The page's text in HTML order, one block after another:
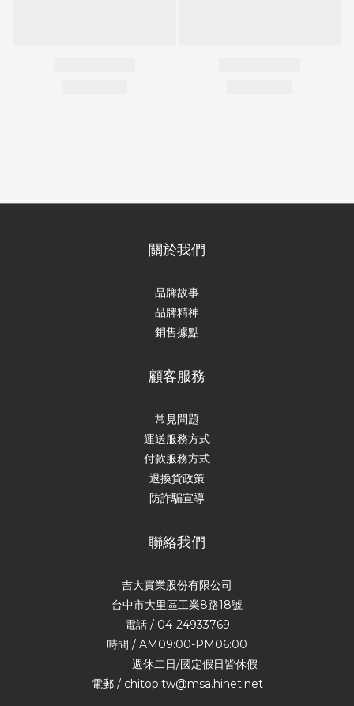
關於我們
品牌故事
品牌精神
銷售據點
顧客服務
常見問題
運送服務方式
付款服務方式
退換貨政策
防詐騙宣導
聯絡我們
吉大實業股份有限公司
台中市大里區工業8路18號
電話 / 04-24933769
時間 / AM09:00-PM06:00
週休二日/國定假日皆休假
電郵 / chitop.tw@msa.hinet.net